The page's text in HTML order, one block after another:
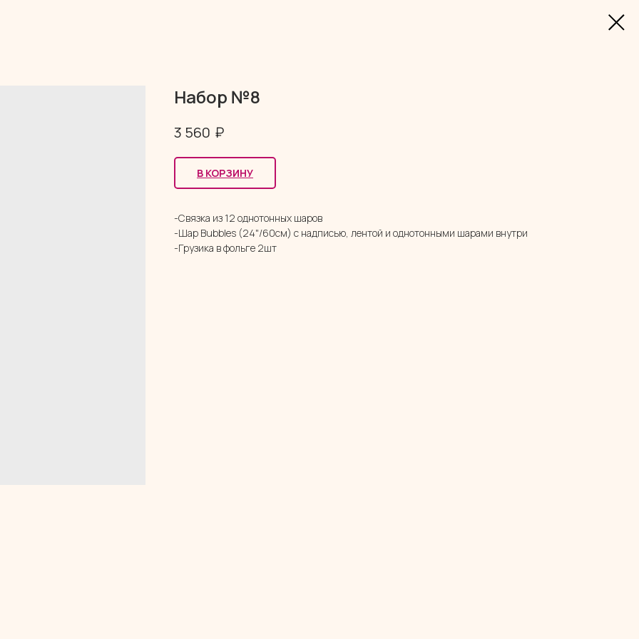
Набор №8
3 560 ₽
В КОРЗИНУ
-Связка из 12 однотонных шаров
-Шар Bubbles (24"/60см) с надписью, лентой и однотонными шарами внутри
-Грузика в фольге 2шт